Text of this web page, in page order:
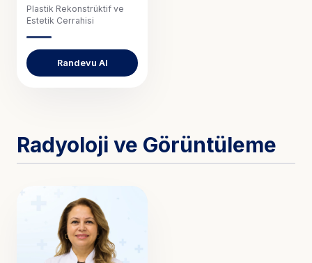
Plastik Rekonstrüktif ve
Estetik Cerrahisi
Randevu Al
Radyoloji ve Görüntüleme